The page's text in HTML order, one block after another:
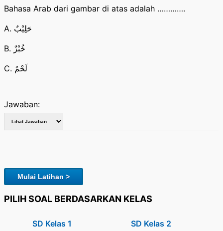
Bahasa Arab dari gambar di atas adalah ………….
A. حَلِيْبٌ
B. خُبْزٌ
C. لَحْمٌ
Jawaban:
Mulai Latihan >
PILIH SOAL BERDASARKAN KELAS
SD Kelas 1 SD Kelas 2